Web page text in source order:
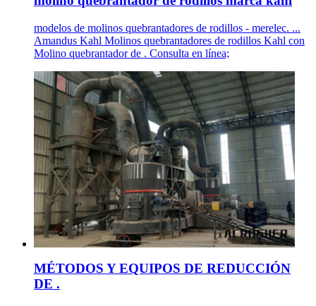
modelos de molinos quebrantadores de rodillos - merelec. ...
Amandus Kahl Molinos quebrantadores de rodillos Kahl con
Molino quebrantador de . Consulta en línea;
MÉTODOS Y EQUIPOS DE REDUCCIÓN
DE .